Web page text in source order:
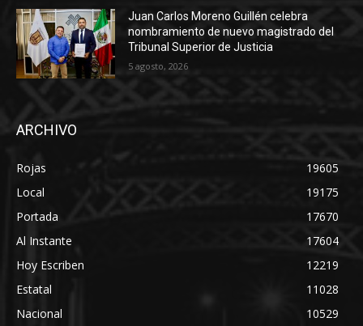
Juan Carlos Moreno Guillén celebra
nombramiento de nuevo magistrado del
Tribunal Superior de Justicia
5 agosto, 2026
ARCHIVO
Rojas
19605
Local
19175
Portada
17670
Al Instante
17604
Hoy Escriben
12219
Estatal
11028
Nacional
10529